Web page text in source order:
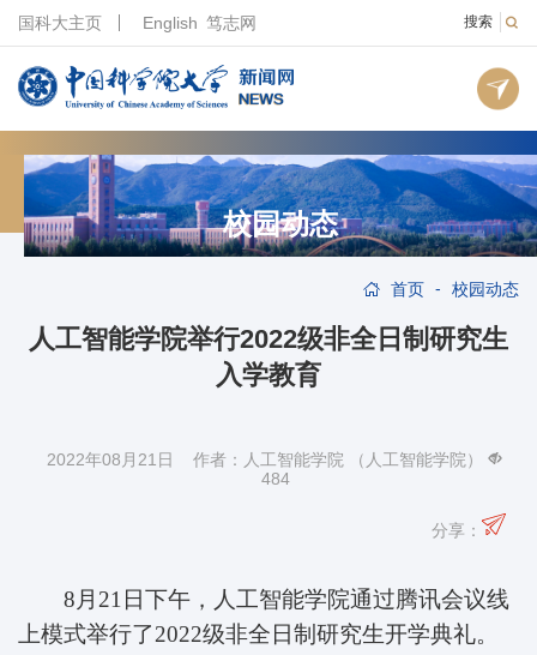
搜索
国科大主页 English 笃志网
校园动态
首页 - 校园动态
人工智能学院举行2022级非全日制研究生
入学教育
2022年08月21日 作者：人工智能学院 （人工智能学院）
484
分享：
8月21日下午，人工智能学院通过腾讯会议线
上模式举行了2022级非全日制研究生开学典礼。